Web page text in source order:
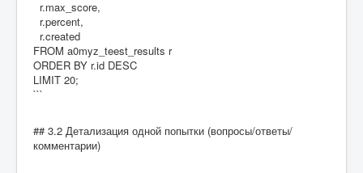
r.max_score,
r.percent,
r.created
FROM a0myz_teest_results r
ORDER BY r.id DESC
LIMIT 20;
```
## 3.2 Детализация одной попытки (вопросы/ответы/
комментарии)